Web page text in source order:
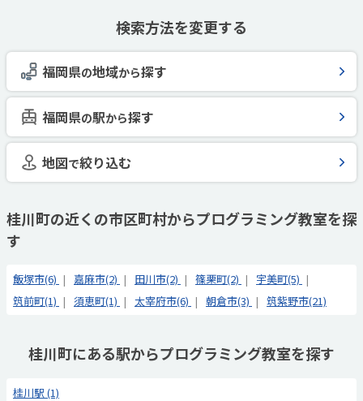
検索方法を変更する
福岡県の地域から探す
福岡県の駅から探す
地図で絞り込む
桂川町の近くの市区町村からプログラミング教室を探
す
飯塚市(6) 嘉麻市(2) 田川市(2) 篠栗町(2)
宇美町(5)
筑前町(1)
須恵町(1) 太宰府市(6) 朝倉市(3) 筑紫野市(21)
桂川町にある駅からプログラミング教室を探す
桂川駅 (1)